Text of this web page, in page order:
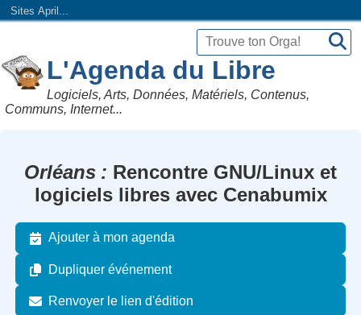
Sites April...
L'Agenda du Libre
Logiciels, Arts, Données, Matériels, Contenus,
Communs, Internet...
Orléans
Rencontre GNU/Linux et
logiciels libres avec Cenabumix
Ajouter à mon agenda
Dupliquer événement
Renvoyer le lien d'édition